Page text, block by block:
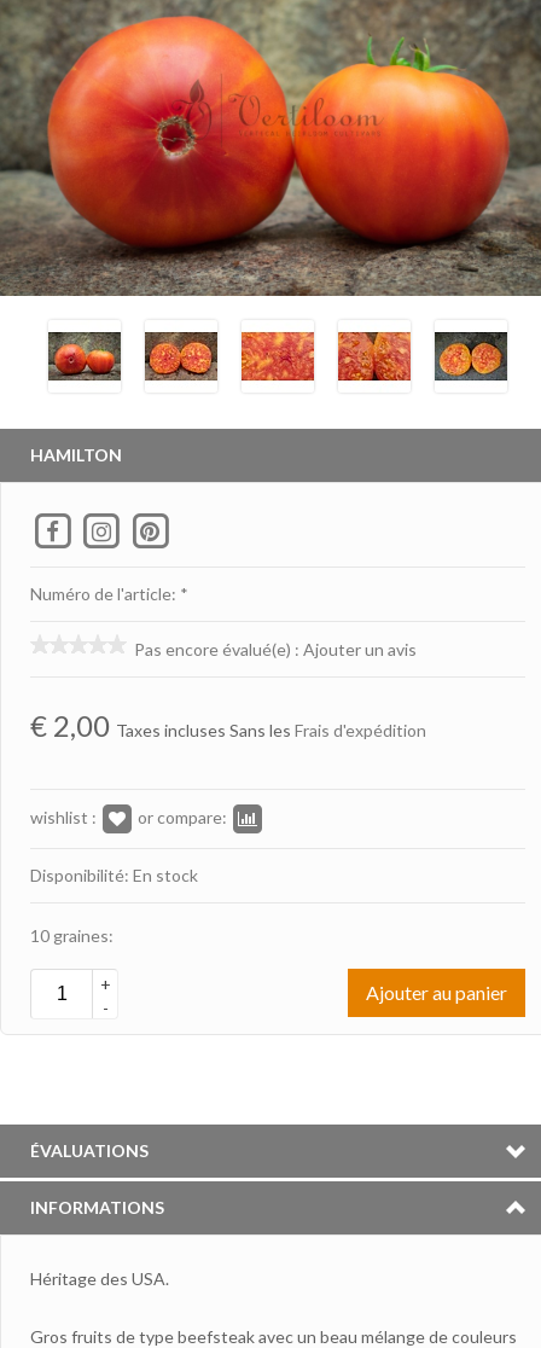
HAMILTON
Numéro de l'article: *
Pas encore évalué(e) : Ajouter un avis
€ 2,00 Taxes incluses Sans les Frais d'expédition
wishlist : or compare:
Disponibilité: En stock
10 graines:
+
-
Ajouter au panier
ÉVALUATIONS
INFORMATIONS
Héritage des USA.
Gros fruits de type beefsteak avec un beau mélange de couleurs